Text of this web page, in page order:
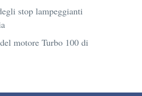
stop lampeggianti
motore Turbo 100 di